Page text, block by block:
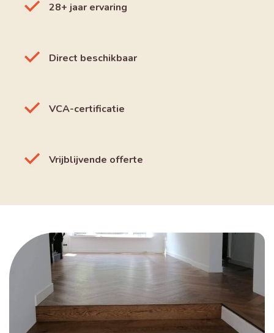
28+ jaar ervaring
Direct beschikbaar
VCA-certificatie
Vrijblijvende offerte